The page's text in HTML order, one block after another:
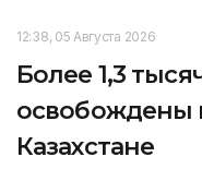
12:38, 05 Августа 2026
Более 1,3
освобождены
Казахстане